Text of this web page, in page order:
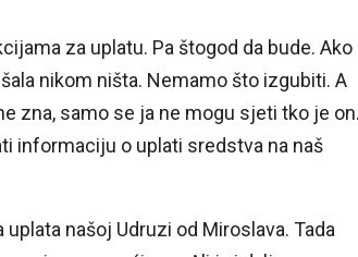
za uplatu. Pa štogod da bude. Ako
nikom ništa. Nemamo što izgubiti. A
zna, samo se ja ne mogu sjeti tko je
informaciju o uplati sredstva na naš
našoj Udruzi od Miroslava. Tada